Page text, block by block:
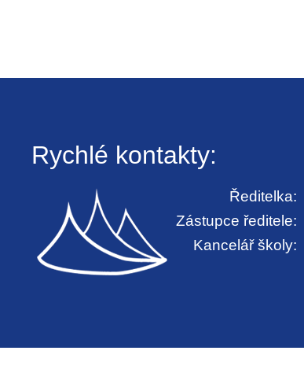
Rychlé kontakty:
Ředitelka:
Zástupce ředitele:
Kancelář školy: